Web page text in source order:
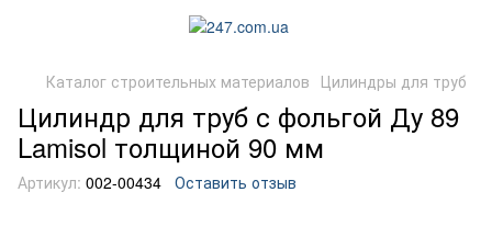
Каталог строительных материалов Цилиндры для труб
Цилиндр для труб с фольгой Ду 89
Lamisol толщиной 90 мм
Артикул: 002-00434 Оставить отзыв